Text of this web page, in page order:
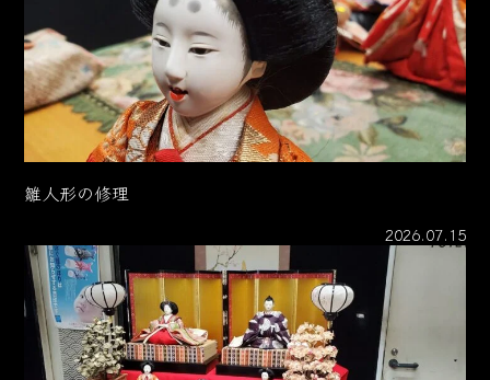
雛人形の修理
2026.07.15